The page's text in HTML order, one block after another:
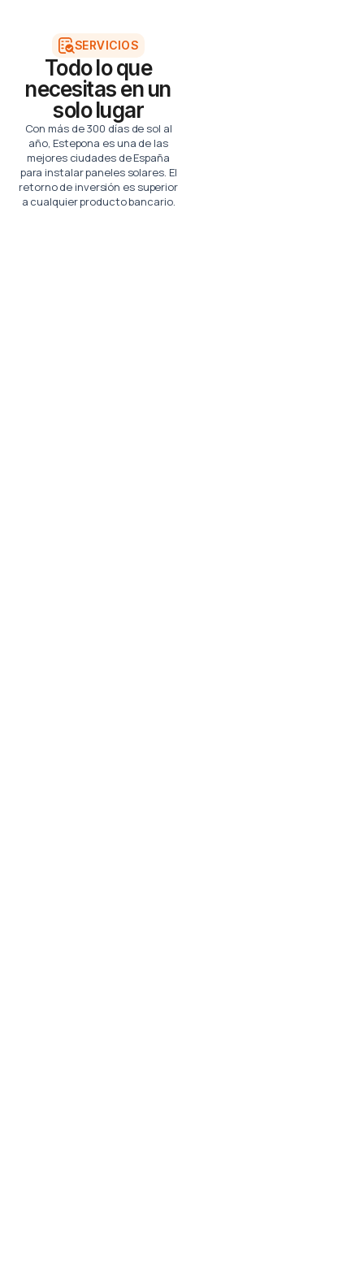
SERVICIOS
Todo lo que
necesitas en un
solo lugar
Con más de 300 días de sol al
año, Estepona es una de las
mejores ciudades de España
para instalar paneles solares. El
retorno de inversión es superior
a cualquier producto bancario.